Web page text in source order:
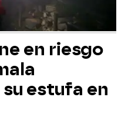
en riesgo
estufa en